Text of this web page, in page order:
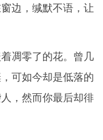
边，缄默不语，让
凋零了的花。曾几
可如今却是低落的
，然而你最后却徘